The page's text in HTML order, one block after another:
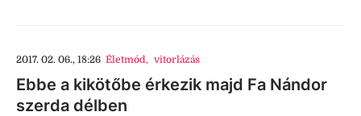
2017. 02. 06., 18:26 Életmód, vitorlázás
Ebbe a kikötőbe érkezik majd Fa Nándor
szerda délben